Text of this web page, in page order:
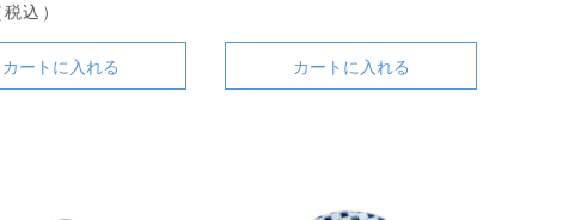
込）
カートに入れる カートに入れる